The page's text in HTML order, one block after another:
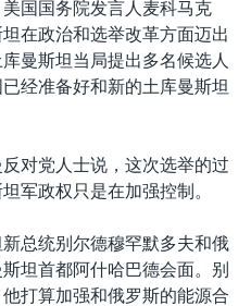
国国务院发言人麦科马克
在政治和选举改革方面迈出
曼斯坦当局提出多名候选人
经准备好和新的土库曼斯坦
对党人士说，这次选举的过
军政权只是在加强控制。
总统别尔德穆罕默多夫和俄
坦首都阿什哈巴德会面。别
打算加强和俄罗斯的能源合